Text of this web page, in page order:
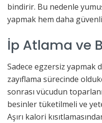
bindirir. Bu nedenle
yapmak hem daha
İp Atlama ve
Sadece egzersiz yapmak
zayıflama sürecinde
sonrası vücudun
besinler tüketilmeli ve
Aşırı kalori